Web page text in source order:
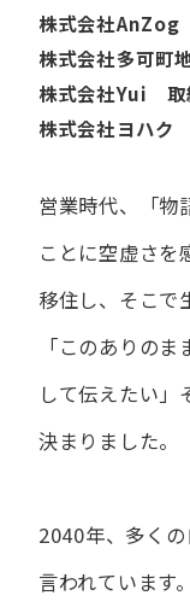
株式会社
株式会社多可町
株式会社Yui 取
株式会社ヨハク
営業時代、​「物
ことに​空虚さを​
移住し、​そこで​
「この​ありの​
して​伝えたい」
決まりました。
2040年、多く
言われています。